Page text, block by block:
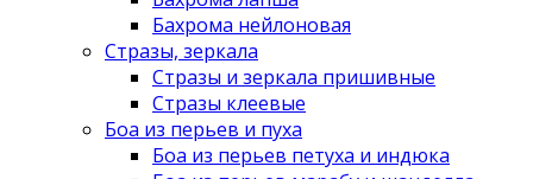
Бахрома нейлоновая
Стразы, зеркала
Стразы и зеркала пришивные
Стразы клеевые
Боа из перьев и пуха
Боа из перьев петуха и индюка